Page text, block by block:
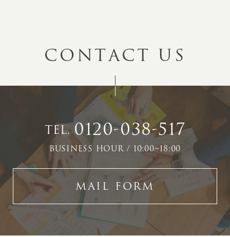
CONTACT US
TEL.0120-038-517
BUSINESS HOUR / 10:00~18:00
MAIL FORM